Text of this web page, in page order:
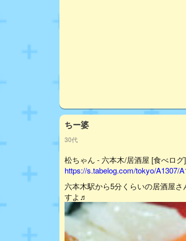
ちー婆
30代
松ちゃん - 六本木/居酒屋 [食べログ]
https://s.tabelog.com/tokyo/A1307/
六本木駅から5分くらいの居酒屋
すよ♬